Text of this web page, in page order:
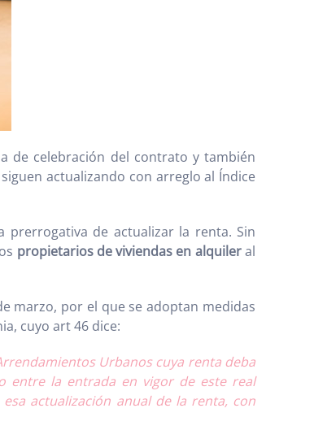
de celebración del contrato y también
siguen actualizando con arreglo al Índice
de actualizar la renta. Sin
propietarios de viviendas en alquileral
marzo, por el que se adoptan medidas
cuyo art 46 dice:
Urbanos cuya renta deba
entre la entrada en vigor de este real
actualización anual de la renta, con